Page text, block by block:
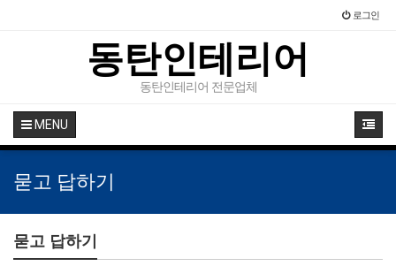
로그인
동탄인테리어
동탄인테리어 전문업체
MENU
묻고 답하기
묻고 답하기